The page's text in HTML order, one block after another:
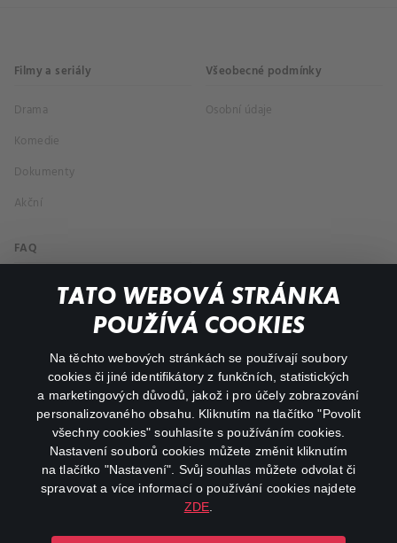
TATO WEBOVÁ STRÁNKA
POUŽÍVÁ COOKIES
Na těchto webových stránkách se používají soubory
cookies či jiné identifikátory z funkčních, statistických
a marketingových důvodů, jakož i pro účely zobrazování
personalizovaného obsahu. Kliknutím na tlačítko "Povolit
všechny cookies" souhlasíte s používáním cookies.
Nastavení souborů cookies můžete změnit kliknutím
na tlačítko "Nastavení". Svůj souhlas můžete odvolat či
spravovat a více informací o používání cookies najdete
ZDE
Filmy a seriály
Drama
Komedie
Dokumenty
Akční
Všeobecné podmínky
Osobní údaje
FAQ
Můj účet
Důležité odkazy
facebookinstagram
youtube